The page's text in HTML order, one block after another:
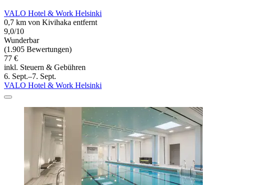
VALO Hotel & Work Helsinki
0,7 km von Kivihaka entfernt
9,0/10
Wunderbar
(1.905 Bewertungen)
77 €
inkl. Steuern & Gebühren
6. Sept.–7. Sept.
VALO Hotel & Work Helsinki